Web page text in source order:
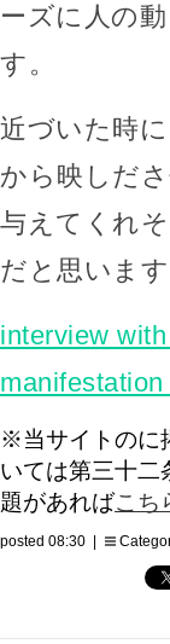
ーズに人の
す。
近づいた時
から映しだ
与えてくれ
だと思います
interview
※当サイトのに
いては第三十二
題があればこち
posted 08:30 |